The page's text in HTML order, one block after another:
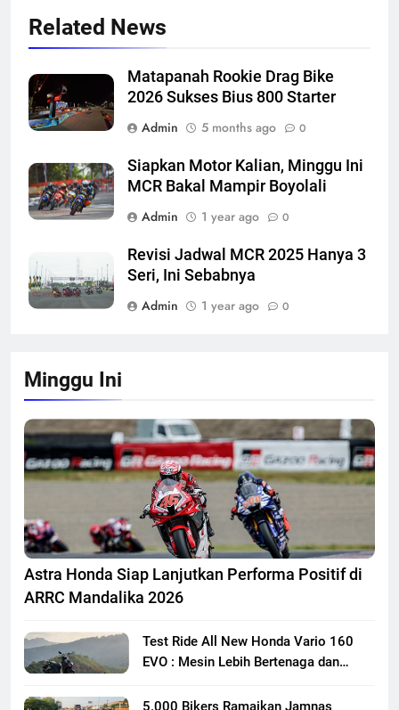
Related News
Matapanah Rookie Drag Bike
2026 Sukses Bius 800 Starter
Admin
5 months ago 0
Siapkan Motor Kalian, Minggu Ini
MCR Bakal Mampir Boyolali
Admin
1 year ago 0
Revisi Jadwal MCR 2025 Hanya 3
Seri, Ini Sebabnya
Admin
1 year ago 0
Minggu Ini
Astra Honda Siap Lanjutkan Performa Positif di
ARRC Mandalika 2026
Test Ride All New Honda Vario 160
EVO : Mesin Lebih Bertenaga dan
5.000 Bikers Ramaikan Jamnas